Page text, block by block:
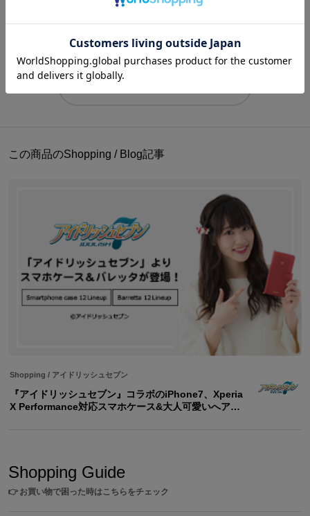
アイドリッシュセブン × ma chére cosette? 十 龍之介 モデルブレスレット アクセサリー
この商品のShopping / Blog記事
Shopping / アイドリッシュセブン
『アイドリッシュセブン』コラボのiPhone7、Xperia
X Performance対応スマホケース&大人可愛いへアア
Shopping Guide
👉お買い物で困った時はこちらをチェック